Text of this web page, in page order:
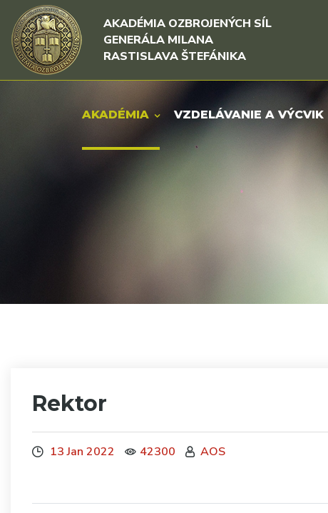
Rovno na obsah
Rovno na menu
AKADÉMIA OZBROJENÝCH SÍL
GENERÁLA MILANA
RASTISLAVA ŠTEFÁNIKA
AKADÉMIA VZDELÁVANIE A VÝCVIK
Rektor
13 Jan 2022 42300 AOS